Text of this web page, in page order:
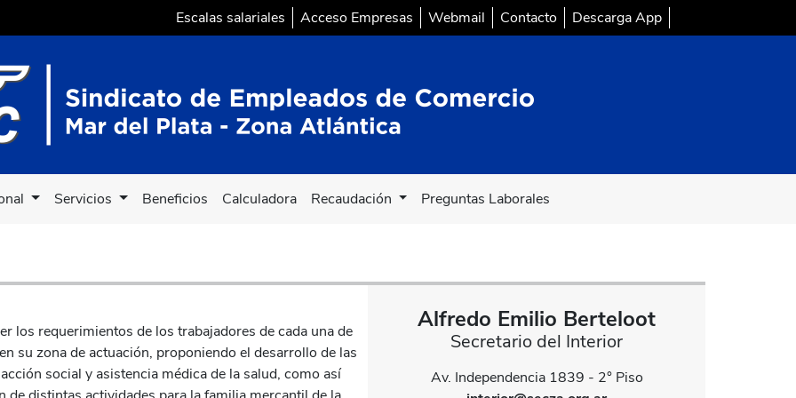
Escalas salariales Acceso Empresas Webmail Contacto Descarga App
Servicios Beneficios Calculadora Recaudación Preguntas Laborales
los requerimientos de los trabajadores de cada una de
su zona de actuación, proponiendo el desarrollo de las
social y asistencia médica de la salud, como así
Alfredo Emilio Berteloot
Secretario del Interior
Av. Independencia 1839 - 2° Piso